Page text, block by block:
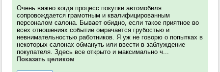
Очень важно когда процесс покупки автомобиля
сопровождается грамотным и квалифицированным
персоналом салона. Бывает обидно, если такое приятное во
всех отношениях событие омрачается грубостью и
невнимательностью работников. Я уж не говорю о попытках в
некоторых салонах обмануть или ввести в заблуждение
покупателя. Здесь все открыто и максимально ч...
Показать целиком